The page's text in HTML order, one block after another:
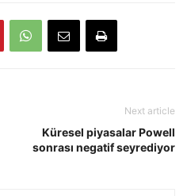
Next article
Küresel piyasalar Powell
sonrası negatif seyrediyor